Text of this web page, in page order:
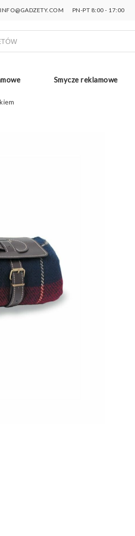
INFO@GADZETY.COM PN-PT 8:00 - 17:00
Smycze reklamowe